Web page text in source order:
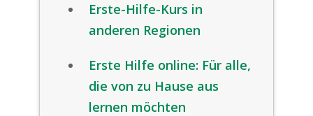
Erste-Hilfe-Kurs in
anderen Regionen
Erste Hilfe online: Für alle,
die von zu Hause aus
lernen möchten